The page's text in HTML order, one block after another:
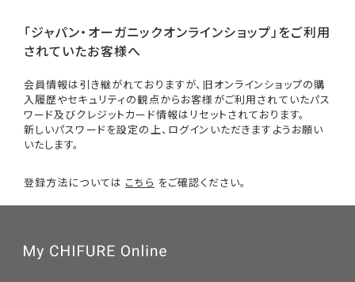
「ジャパン・オーガニックオンラインショップ」をご利用
されていたお客様へ
会員情報は引き継がれておりますが、旧オンラインショップの購
入履歴やセキュリティの観点からお客様がご利用されていたパス
ワード及びクレジットカード情報はリセットされております。
新しいパスワードを設定の上、ログインいただきますようお願い
いたします。
登録方法については こちら をご確認ください。